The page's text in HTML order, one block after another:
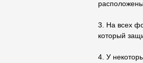
3. На всех
который
4. У